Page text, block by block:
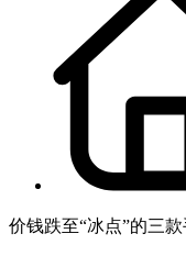
价钱跌至“冰点”的三